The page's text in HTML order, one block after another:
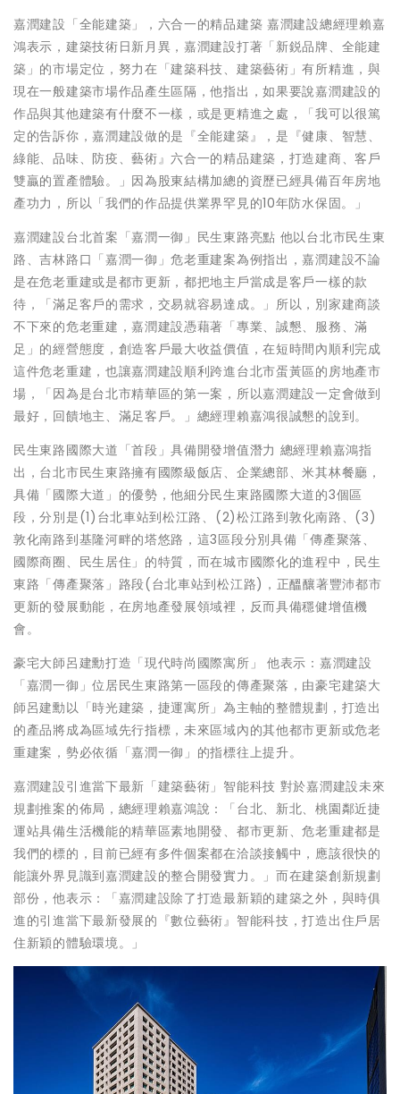
嘉潤建設「全能建築」，六合一的精品建築 嘉潤建設總經理賴嘉
鴻表示，建築技術日新月異，嘉潤建設打著「新鋭品牌、全能建
築」的市場定位，努力在「建築科技、建築藝術」有所精進，與
現在一般建築市場作品產生區隔，他指出，如果要說嘉潤建設的
作品與其他建築有什麼不一樣，或是更精進之處，「我可以很篤
定的告訴你，嘉潤建設做的是『全能建築』，是『健康、智慧、
綠能、品味、防疫、藝術』六合一的精品建築，打造建商、客戶
雙贏的置產體驗。」因為股東結構加總的資歷已經具備百年房地
產功力，所以「我們的作品提供業界罕見的10年防水保固。」
嘉潤建設台北首案「嘉潤一御」民生東路亮點 他以台北市民生東
路、吉林路口「嘉潤一御」危老重建案為例指出，嘉潤建設不論
是在危老重建或是都市更新，都把地主戶當成是客戶一樣的款
待，「滿足客戶的需求，交易就容易達成。」所以，別家建商談
不下來的危老重建，嘉潤建設憑藉著「專業、誠懇、服務、滿
足」的經營態度，創造客戶最大收益價值，在短時間內順利完成
這件危老重建，也讓嘉潤建設順利跨進台北市蛋黃區的房地產市
場，「因為是台北市精華區的第一案，所以嘉潤建設一定會做到
最好，回饋地主、滿足客戶。」總經理賴嘉鴻很誠懇的說到。
民生東路國際大道「首段」具備開發增值潛力 總經理賴嘉鴻指
出，台北市民生東路擁有國際級飯店、企業總部、米其林餐廳，
具備「國際大道」的優勢，他細分民生東路國際大道的3個區
段，分別是(1)台北車站到松江路、(2)松江路到敦化南路、(3)
敦化南路到基隆河畔的塔悠路，這3區段分別具備「傳產聚落、
國際商圈、民生居住」的特質，而在城市國際化的進程中，民生
東路「傳產聚落」路段(台北車站到松江路)，正醞釀著豐沛都市
更新的發展動能，在房地產發展領域裡，反而具備穩健增值機
會。
豪宅大師呂建勳打造「現代時尚國際寓所」 他表示：嘉潤建設
「嘉潤一御」位居民生東路第一區段的傳產聚落，由豪宅建築大
師呂建勳以「時光建築，捷運寓所」為主軸的整體規劃，打造出
的產品將成為區域先行指標，未來區域內的其他都市更新或危老
重建案，勢必依循「嘉潤一御」的指標往上提升。
嘉潤建設引進當下最新「建築藝術」智能科技 對於嘉潤建設未來
規劃推案的佈局，總經理賴嘉鴻說：「台北、新北、桃園鄰近捷
運站具備生活機能的精華區素地開發、都市更新、危老重建都是
我們的標的，目前已經有多件個案都在洽談接觸中，應該很快的
能讓外界見識到嘉潤建設的整合開發實力。」而在建築創新規劃
部份，他表示：「嘉潤建設除了打造最新穎的建築之外，與時俱
進的引進當下最新發展的『數位藝術』智能科技，打造出住戶居
住新穎的體驗環境。」